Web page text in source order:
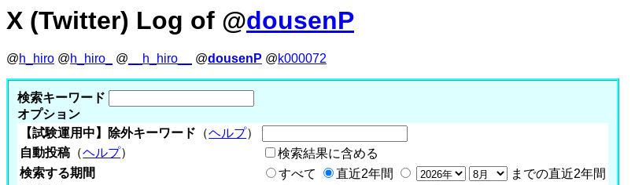
X (Twitter) Log of @dousenP
@h_hiro @h_hiro_ @ __h_hiro__ @dousenP @k000072
検索キーワード
オプション
【試験運用中】除外キーワード （ヘルプ）
自動投稿 （ヘルプ）
検索結果に含める
検索する期間
すべて 直近2年間
までの直近2年間